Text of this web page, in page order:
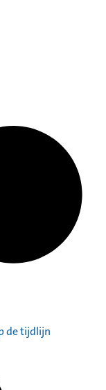
de tijdlijn